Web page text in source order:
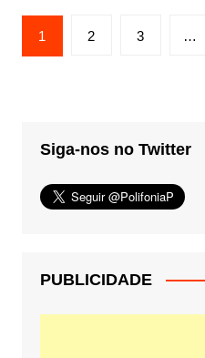
Paginação
de
1 2 3 …
Siga-nos no Twitter
PUBLICIDADE